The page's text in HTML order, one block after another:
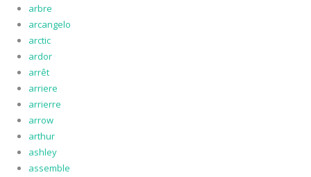
arbre
arcangelo
arctic
ardor
arrêt
arriere
arrierre
arrow
arthur
ashley
assemble